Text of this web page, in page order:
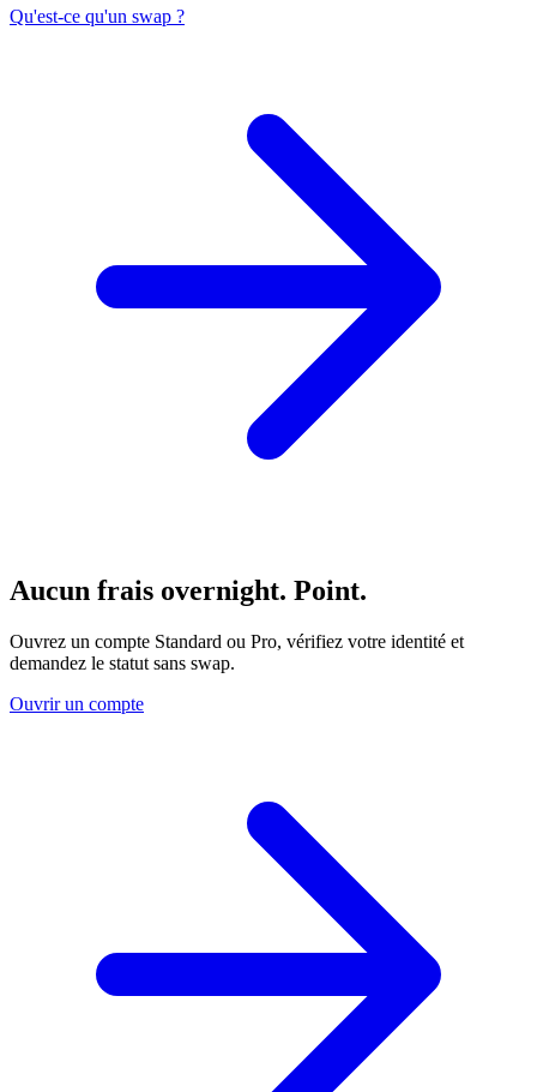
Qu'est-ce qu'un swap ?
Aucun frais overnight. Point.
Ouvrez un compte Standard ou Pro, vérifiez votre identité et
demandez le statut sans swap.
Ouvrir un compte